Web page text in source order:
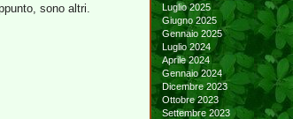
sono altri.
Luglio 2025
Giugno 2025
Gennaio 2025
Luglio 2024
Aprile 2024
Gennaio 2024
Dicembre 2023
Ottobre 2023
Settembre 2023